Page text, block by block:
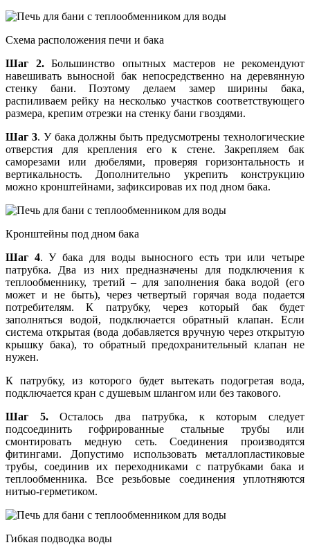
Схема расположения печи и бака
Шаг 2.Большинство опытных мастеров не рекомендуют
навешивать выносной бак непосредственно на деревянную
стенку бани. Поэтому делаем замер ширины бака,
распиливаем рейку на несколько участков соответствующего
размера, крепим отрезки на стенку бани гвоздями.
Шаг 3. У бака должны быть предусмотрены технологические
отверстия для крепления его к стене. Закрепляем бак
саморезами или дюбелями, проверяя горизонтальность и
вертикальность. Дополнительно укрепить конструкцию
можно кронштейнами, зафиксировав их под дном бака.
Кронштейны под дном бака
Шаг 4. У бака для воды выносного есть три или четыре
патрубка. Два из них предназначены для подключения к
теплообменнику, третий – для заполнения бака водой (его
может и не быть), через четвертый горячая вода подается
потребителям. К патрубку, через который бак будет
заполняться водой, подключается обратный клапан. Если
система открытая (вода добавляется вручную через открытую
крышку бака), то обратный предохранительный клапан не
нужен.
К патрубку, из которого будет вытекать подогретая вода,
подключается кран с душевым шлангом или без такового.
Шаг 5.Осталось два патрубка, к которым следует
подсоединить гофрированные стальные трубы или
смонтировать медную сеть. Соединения производятся
фитингами. Допустимо использовать металлопластиковые
трубы, соединив их переходниками с патрубками бака и
теплообменника. Все резьбовые соединения уплотняются
нитью-герметиком.
Гибкая подводка воды